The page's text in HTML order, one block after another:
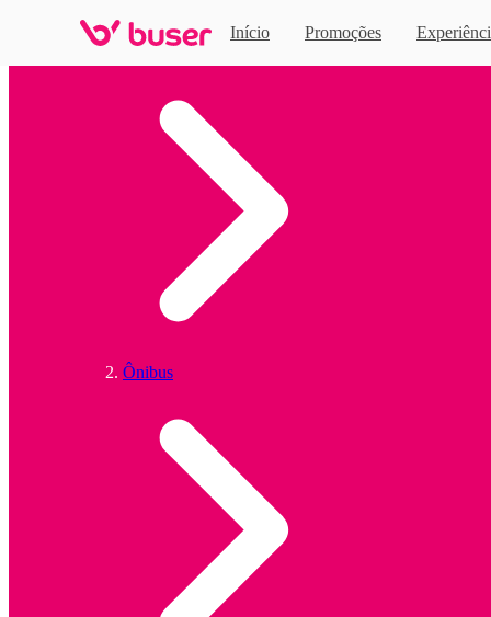
Início Promoções
Ônibus